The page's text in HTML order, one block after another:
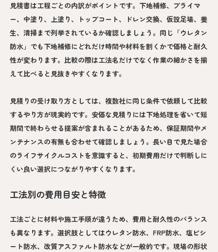
見積書は工程ごとの内訳がポイントです。下地補修、プライマ
ー、中塗り、上塗り、トップコート、ドレン交換、仮設足場、養
生、清掃まで列挙されているか確認しましょう。同じ「ウレタン
防水」でも下地補修にどれだけ時間や材料を割くかで価格と耐久
性が変わります。比較の際は工法名だけでなく作業の細かさを揃
えて比べると見抜きやすくなります。
見積りの受け取り方としては、複数社に同じ条件で依頼して比較
するやり方が現実的です。安価な見積りには下地処理を省いて短
期間で終わらせる提案が含まれることがあるため、保証期間やメ
ンテナンスの有無も合わせて確認しましょう。長い目で見た場合
のライフサイクルコストを意識すると、初期費用だけで判断しに
くい良い選択につながりやすくなります。
工法別の費用目安と特徴
工法ごとに材料や施工手順が違うため、費用と耐久性のバランス
も異なります。選択肢としてはウレタン防水、FRP防水、塩ビシ
ート防水、改質アスファルト防水などが一般的です。現場の形状